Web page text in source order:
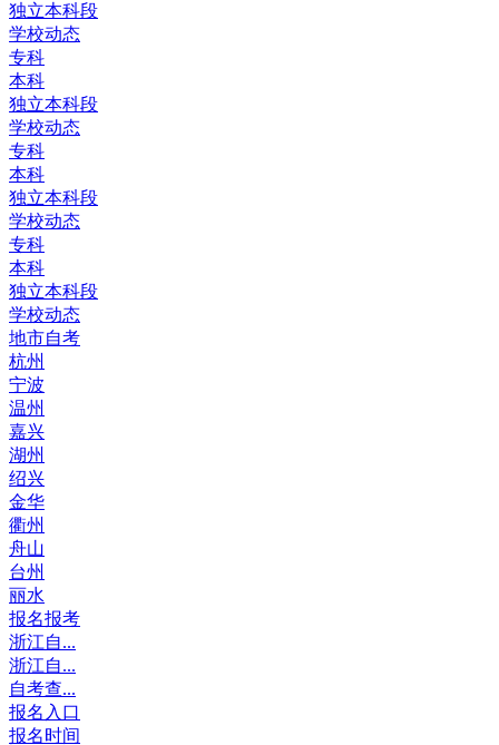
独立本科段
学校动态
专科
本科
独立本科段
学校动态
专科
本科
独立本科段
学校动态
专科
本科
独立本科段
学校动态
地市自考
杭州
宁波
温州
嘉兴
湖州
绍兴
金华
衢州
舟山
台州
丽水
报名报考
浙江自...
浙江自...
自考查...
报名入口
报名时间